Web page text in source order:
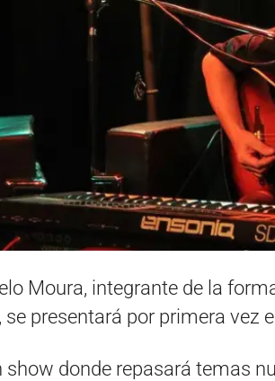
Moura, integrante de la
se presentará por primera vez
show donde repasará temas